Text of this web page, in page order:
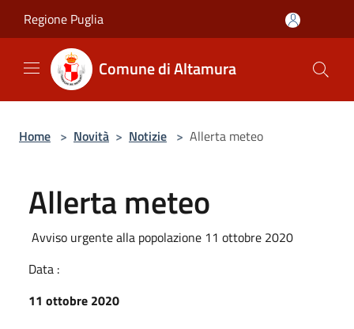
Regione Puglia
Comune di Altamura
Home > Novità > Notizie > Allerta meteo
Allerta meteo
Avviso urgente alla popolazione 11 ottobre 2020
Data :
11 ottobre 2020